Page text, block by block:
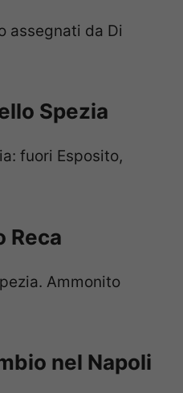
assegnati da Di
Spezia
fuori Esposito,
Reca
Ammonito
nel Napoli